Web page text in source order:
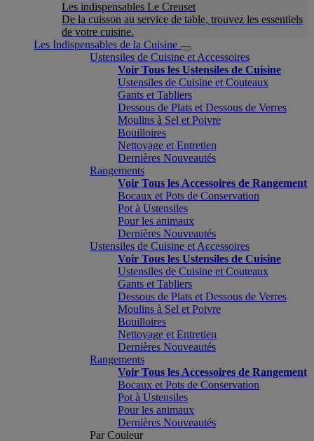
Les indispensables Le Creuset
De la cuisson au service de table, trouvez les essentiels
de votre cuisine.
Les Indispensables de la Cuisine
Ustensiles de Cuisine et Accessoires
Voir Tous les Ustensiles de Cuisine
Ustensiles de Cuisine et Couteaux
Gants et Tabliers
Dessous de Plats et Dessous de Verres
Moulins à Sel et Poivre
Bouilloires
Nettoyage et Entretien
Dernières Nouveautés
Rangements
Voir Tous les Accessoires de Rangement
Bocaux et Pots de Conservation
Pot à Ustensiles
Pour les animaux
Dernières Nouveautés
Ustensiles de Cuisine et Accessoires
Voir Tous les Ustensiles de Cuisine
Ustensiles de Cuisine et Couteaux
Gants et Tabliers
Dessous de Plats et Dessous de Verres
Moulins à Sel et Poivre
Bouilloires
Nettoyage et Entretien
Dernières Nouveautés
Rangements
Voir Tous les Accessoires de Rangement
Bocaux et Pots de Conservation
Pot à Ustensiles
Pour les animaux
Dernières Nouveautés
Par Couleur